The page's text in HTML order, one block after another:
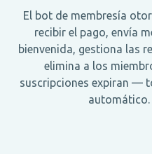
El bot de membresía
recibir el pago, envía
bienvenida, gestiona las
elimina a los
suscripciones expiran —
automático.